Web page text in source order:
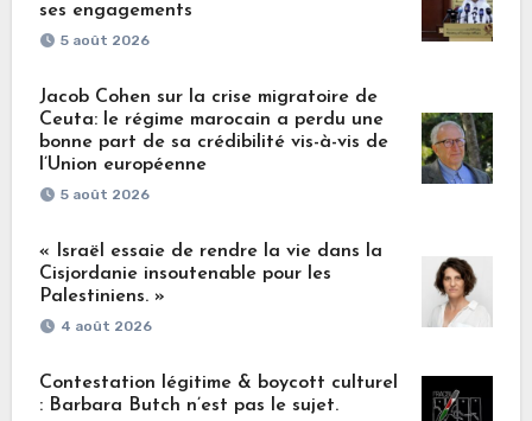
ses engagements
5 août 2026
Jacob Cohen sur la crise migratoire de
Ceuta: le régime marocain a perdu une
bonne part de sa crédibilité vis-à-vis de
l’Union européenne
5 août 2026
« Israël essaie de rendre la vie dans la
Cisjordanie insoutenable pour les
Palestiniens. »
4 août 2026
Contestation légitime & boycott culturel
: Barbara Butch n’est pas le sujet.